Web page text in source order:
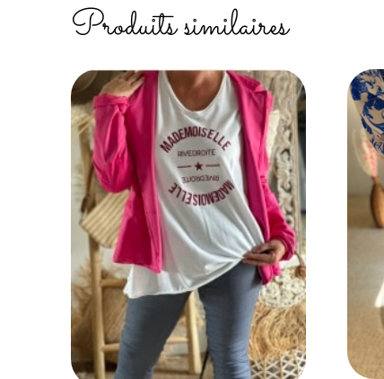
Produits similaires